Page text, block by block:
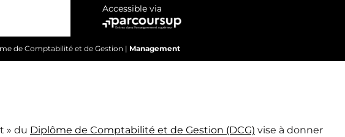
Accessible via
de Comptabilité et de Gestion | Management
» du Diplôme de Comptabilité et de Gestion (DCG) vise à donner